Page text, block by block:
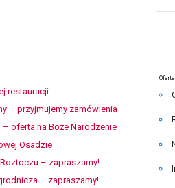
restauracji
– przyjmujemy zamówienia
oferta na Boże Narodzenie
Osadzie
– zapraszamy!
– zapraszamy!
Oferta